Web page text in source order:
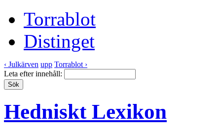
Torrablot
Distinget
‹ Julkärven upp Torrablot ›
Leta efter innehåll:
Hedniskt Lexikon